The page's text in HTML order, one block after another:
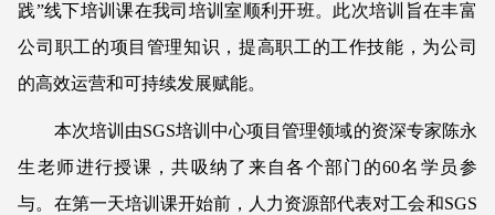
践”线下培训课在我司培训室顺利开班。此次培训旨在丰富
公司职工的项目管理知识，提高职工的工作技能，为公司
的高效运营和可持续发展赋能。
本次培训由SGS培训中心项目管理领域的资深专家陈永
生老师进行授课，共吸纳了来自各个部门的60名学员参
与。在第一天培训课开始前，人力资源部代表对工会和SGS